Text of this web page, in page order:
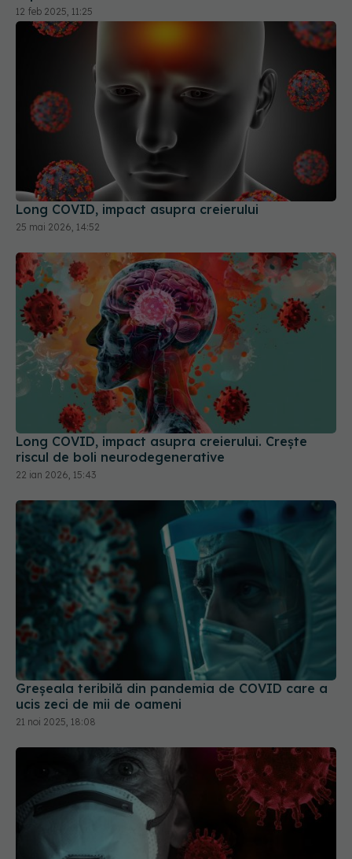
Long COVID, impact asupra creierului
25 mai 2026, 14:52
Long COVID, impact asupra creierului. Crește
riscul de boli neurodegenerative
22 ian 2026, 15:43
Greșeala teribilă din pandemia de COVID care a
ucis zeci de mii de oameni
21 noi 2025, 18:08